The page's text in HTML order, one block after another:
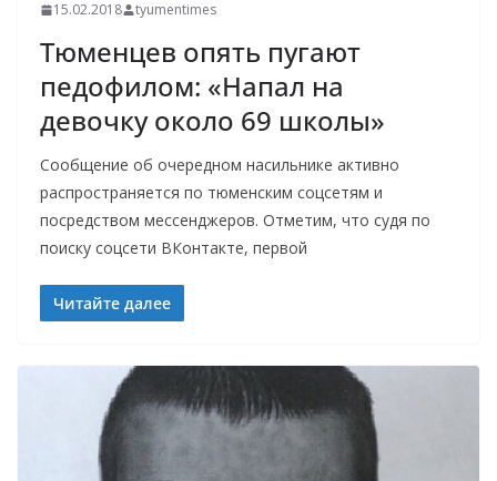
15.02.2018 tyumentimes
Тюменцев опять пугают
педофилом: «Напал на
девочку около 69 школы»
Сообщение об очередном насильнике активно
распространяется по тюменским соцсетям и
посредством мессенджеров. Отметим, что судя по
поиску соцсети ВКонтакте, первой
Читайте далее